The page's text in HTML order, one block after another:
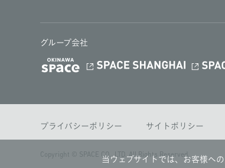
グループ会社
プライバシーポリシー サイトポリシー
Copyright © SPACE CO., LTD. All Rights Reserved.
当ウェブサイトでは、お客様へ